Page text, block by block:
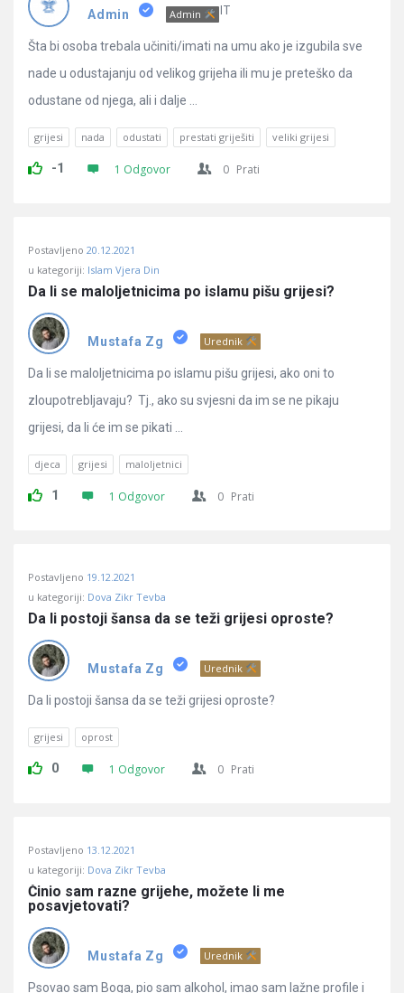
Admin Admin IT
Šta bi osoba trebala učiniti/imati na umu ako je izgubila sve
nade u odustajanju od velikog grijeha ili mu je preteško da
odustane od njega, ali i dalje ...
grijesi nada odustati prestati griješiti veliki grijesi
-1 1 Odgovor 0 Prati
Postavljeno 20.12.2021
u kategoriji: Islam Vjera Din
Da li se maloljetnicima po islamu pišu grijesi?
Mustafa Zg Urednik
Da li se maloljetnicima po islamu pišu grijesi, ako oni to
zloupotrebljavaju? Tj., ako su svjesni da im se ne pikaju
grijesi, da li će im se pikati ...
djeca grijesi maloljetnici
1 1 Odgovor 0 Prati
Postavljeno 19.12.2021
u kategoriji: Dova Zikr Tevba
Da li postoji šansa da se teži grijesi oproste?
Mustafa Zg Urednik
Da li postoji šansa da se teži grijesi oproste?
grijesi oprost
0 1 Odgovor 0 Prati
Postavljeno 13.12.2021
u kategoriji: Dova Zikr Tevba
Činio sam razne grijehe, možete li me
posavjetovati?
Mustafa Zg Urednik
Psovao sam Boga, pio sam alkohol, imao sam lažne profile i